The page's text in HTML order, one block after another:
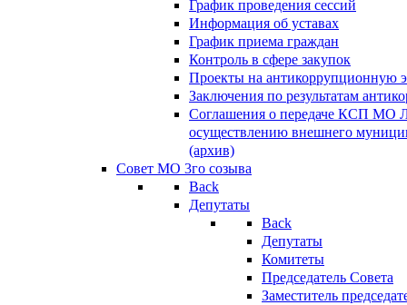
График проведения сессий
Информация об уставах
График приема граждан
Контроль в сфере закупок
Проекты на антикоррупционную
Заключения по результатам
Соглашения о передаче КСП МО
осуществлению внешнего
(архив)
Совет МО 3го созыва
Back
Депутаты
Back
Депутаты
Комитеты
Председатель Совета
Заместитель